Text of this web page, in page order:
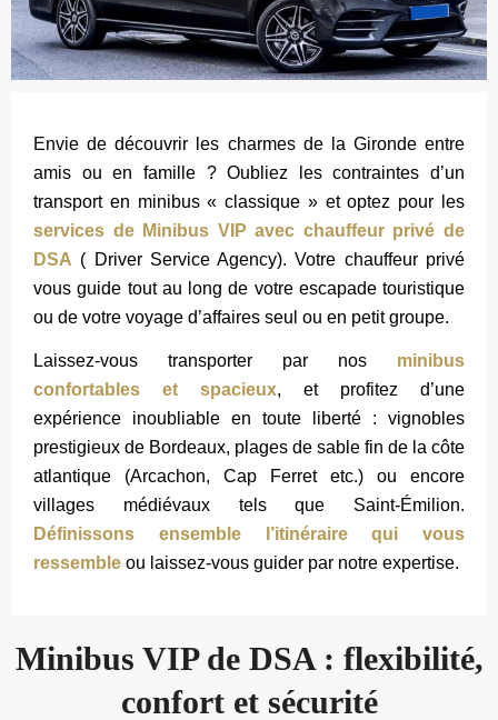
Envie de découvrir les charmes de la Gironde entre
amis ou en famille ? Oubliez les contraintes d’un
transport en minibus « classique » et optez pour les
services de Minibus VIP avec chauffeur privé de
DSA ( Driver Service Agency). Votre chauffeur privé
vous guide tout au long de votre escapade touristique
ou de votre voyage d’affaires seul ou en petit groupe.
Laissez-vous transporter par nos minibus
confortables et spacieux, et profitez d’une
expérience inoubliable en toute liberté : vignobles
prestigieux de Bordeaux, plages de sable fin de la côte
atlantique (Arcachon, Cap Ferret etc.) ou encore
villages médiévaux tels que Saint-Émilion.
Définissons ensemble l’itinéraire qui vous
ressemble ou laissez-vous guider par notre expertise.
Minibus VIP de DSA : flexibilité,
confort et sécurité